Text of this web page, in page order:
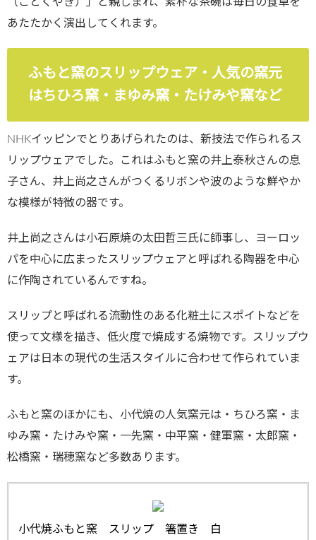
（ごとくやき）」と親しまれ、素朴な茶碗は毎日の食卓を
あたたかく演出してくれます。
ふもと窯のスリップウェア・人気の窯元
はちひろ窯・まゆみ窯・たけみや窯など
NHKイッピンでとりあげられたのは、新技法で作られるス
リップウェアでした。これはふもと窯の井上泰秋さんの息
子さん、井上尚之さんがつくるリボンや波のような鮮やか
な模様が特徴の器です。
井上尚之さんは小石原焼の太田哲三氏に師事し、ヨーロッ
パを中心に広まったスリップウェアと呼ばれる陶器を中心
に作陶されているんですね。
スリップと呼ばれる流動性のある化粧土にスポイトなどを
使って文様を描き、低火度で焼成する焼物です。スリップウ
ェアは日本の現代の生活スタイルに合わせて作られていま
す。
ふもと窯のほかにも、小代焼の人気窯元は・ちひろ窯・ま
ゆみ窯・たけみや窯・一先窯・中平窯・健軍窯・太郎窯・
松橋窯・瑞穂窯など多数あります。
小代焼ふもと窯 スリップ 箸置き 白